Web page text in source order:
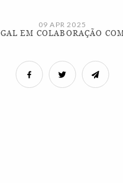
09 APR 2025
EM COLABORAÇÃO